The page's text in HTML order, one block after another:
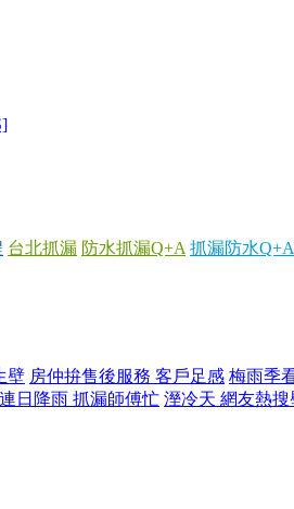
台北抓漏 防水抓漏Q+A 抓漏防水Q+A
壁 房仲拚售後服務 客戶足感 梅雨季
日降雨 抓漏師傅忙 溼冷天 網友熱